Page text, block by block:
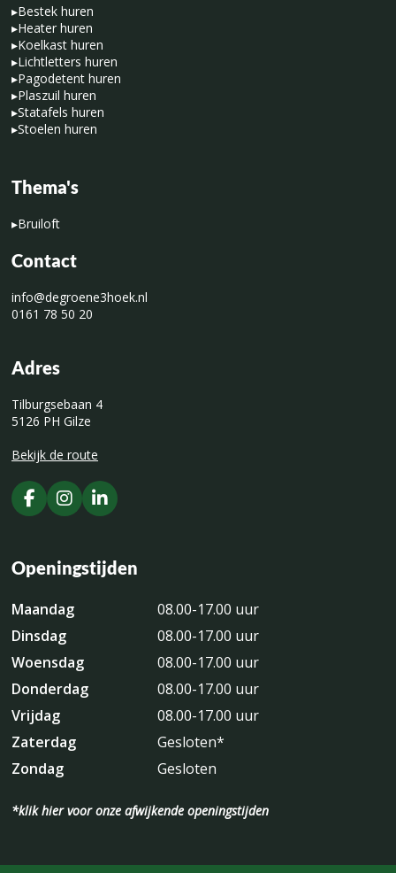
▸Bestek huren
▸Heater huren
▸Koelkast huren
▸Lichtletters huren
▸Pagodetent huren
▸Plaszuil huren
▸Statafels huren
▸Stoelen huren
Thema's
▸Bruiloft
Contact
info@degroene3hoek.nl
0161 78 50 20
Adres
Tilburgsebaan 4
5126 PH Gilze
Bekijk de route
Openingstijden
Maandag
08.00-17.00 uur
Dinsdag
08.00-17.00 uur
Woensdag
08.00-17.00 uur
Donderdag
08.00-17.00 uur
Vrijdag
08.00-17.00 uur
Zaterdag
Gesloten*
Zondag
Gesloten
*klik hier voor onze afwijkende openingstijden